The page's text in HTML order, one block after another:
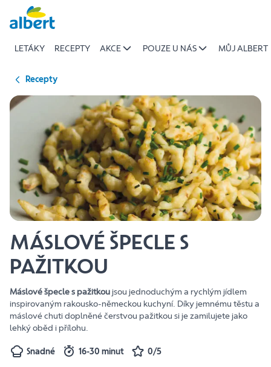
Přeskočit
LETÁKY RECEPTY AKCE POUZE U NÁS MŮJ ALBERT
Recepty
MÁSLOVÉ ŠPECLE S
PAŽITKOU
Máslové špecle s pažitkoujsou jednoduchým a rychlým jídlem
inspirovaným rakousko-německou kuchyní. Díky jemnému těstu a
máslové chuti doplněné čerstvou pažitkou si je zamilujete jako
lehký oběd i přílohu.
Snadné 16-30 minut 0/5